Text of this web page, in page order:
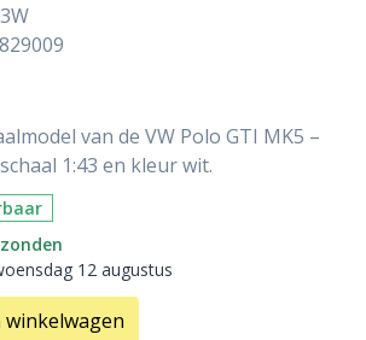
van de VW Polo GTI MK5 –
1:43 en kleur wit.
12 augustus